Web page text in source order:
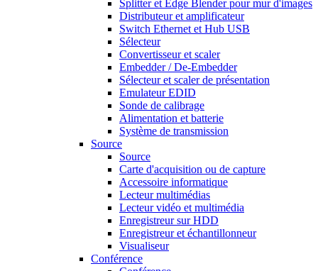
Splitter et Edge Blender pour mur d'images
Distributeur et amplificateur
Switch Ethernet et Hub USB
Sélecteur
Convertisseur et scaler
Embedder / De-Embedder
Sélecteur et scaler de présentation
Emulateur EDID
Sonde de calibrage
Alimentation et batterie
Système de transmission
Source
Source
Carte d'acquisition ou de capture
Accessoire informatique
Lecteur multimédias
Lecteur vidéo et multimédia
Enregistreur sur HDD
Enregistreur et échantillonneur
Visualiseur
Conférence